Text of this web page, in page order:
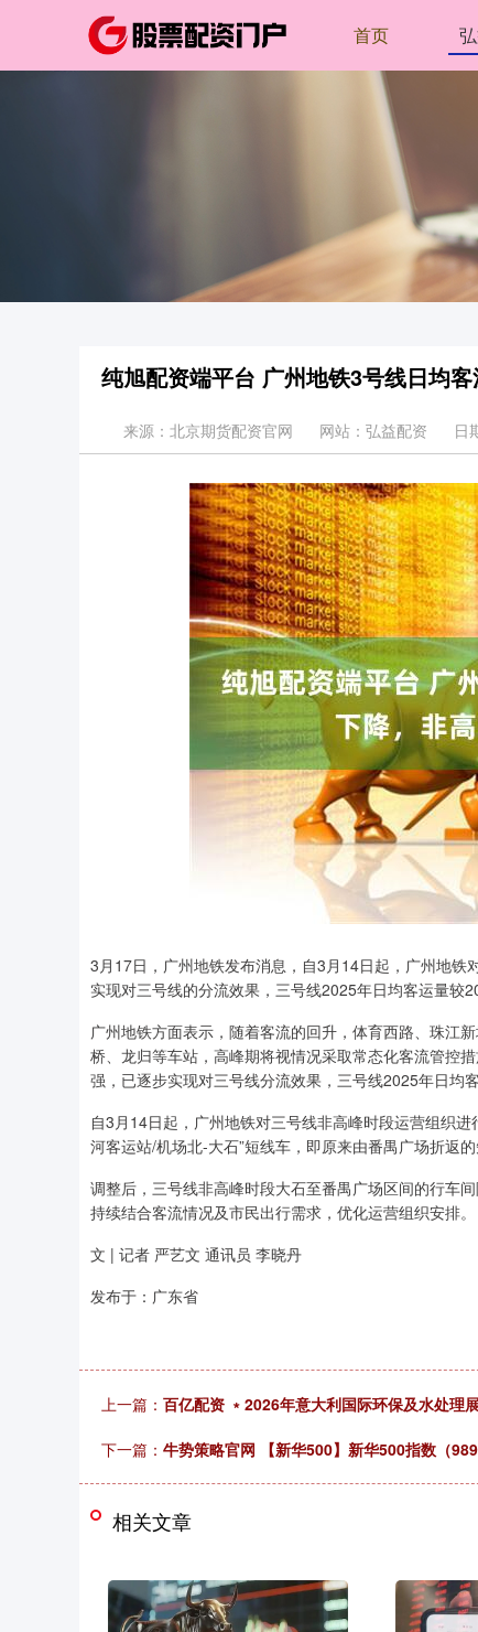
首页
纯旭配资端平台 广州地铁3号线日均
来源：北京期货配资官网 网站：弘益配资 日
3月17日，广州地铁发布消息，自3月14日起，广州地
实现对三号线的分流效果，三号线2025年日均客运量较
广州地铁方面表示，随着客流的回升，体育西路、珠江
桥、龙归等车站，高峰期将视情况采取常态化客流管控
强，已逐步实现对三号线分流效果，三号线2025年日均
自3月14日起，广州地铁对三号线非高峰时段运营组织
河客运站/机场北-大石”短线车，即原来由番禺广场折返
调整后，三号线非高峰时段大石至番禺广场区间的行车
持续结合客流情况及市民出行需求，优化运营组织安排。
文 | 记者 严艺文 通讯员 李晓丹
发布于：广东省
上一篇： 百亿配资 ﹡2026年意大利国际环保及水处理
下一篇： 牛势策略官网 【新华500】新华500指数（
相关文章
2.13% 上证指数 3940.04 39.68